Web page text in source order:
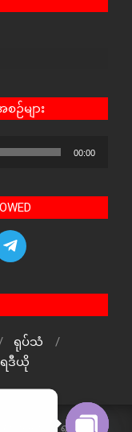
ဉ်များ
00:00
ရုပ်သံ
ဒီယို
reserved. ရှမ်းနီအသံ